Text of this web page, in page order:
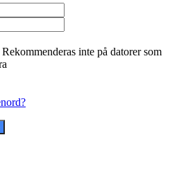
Rekommenderas inte på datorer som